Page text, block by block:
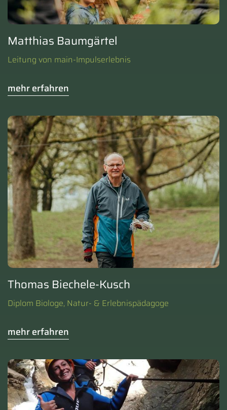
Matthias Baumgärtel
Leitung von main-Impulserlebnis
mehr erfahren
Thomas Biechele-Kusch
Diplom Biologe, Natur- & Erlebnispädagoge
mehr erfahren